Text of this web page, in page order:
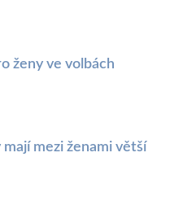
ženy ve volbách
mezi ženami větší